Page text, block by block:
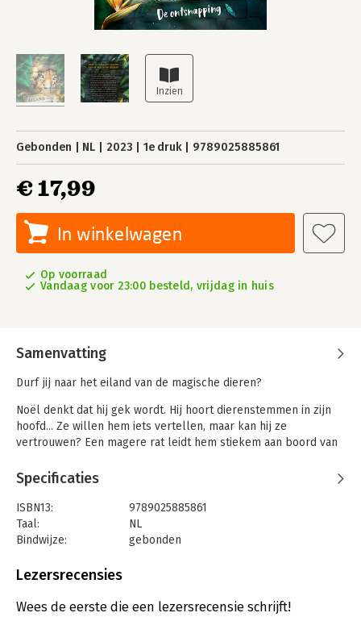
Gebonden NL 2023 1e druk 9789025885861
€ 17,99
In winkelwagen
Op voorraad
Vandaag voor 23:00 besteld, vrijdag in huis
Samenvatting
Durf jij naar het eiland van de magische dieren?
Noël denkt dat hij gek wordt. Hij hoort dierenstemmen in zijn
hoofd... Ze willen hem iets vertellen, maar kan hij ze
vertrouwen? Een magere rat leidt hem stiekem aan boord van
levensgevaarlijke reis naar het geheime eiland van
de magische dieren. Daar blijkt dat Noël een groot talent heeft
– maar eerst moet hij daarmee leren omgaan. Een vogelspin
en een giftige schorpioen maken hem wegwijs. Maar er zijn
meer kinderen uitgenodigd op het eiland en de concurrentie is
Overleeft hij de beproevingen en gevaren op het verborgen
Specificaties
ISBN13:
9789025885861
Taal:
NL
Bindwijze:
gebonden
Uitgever:
Verschijningsdatum:
17-11-2023
Lezersrecensies
Wees de eerste die een lezersrecensie schrijft!